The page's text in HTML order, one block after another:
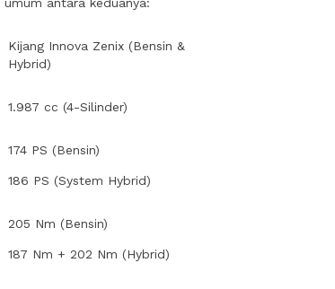
Kijang Innova Zenix (Bensin &
Hybrid)
1.987 cc (4-Silinder)
174 PS (Bensin)
186 PS (System Hybrid)
205 Nm (Bensin)
187 Nm + 202 Nm (Hybrid)